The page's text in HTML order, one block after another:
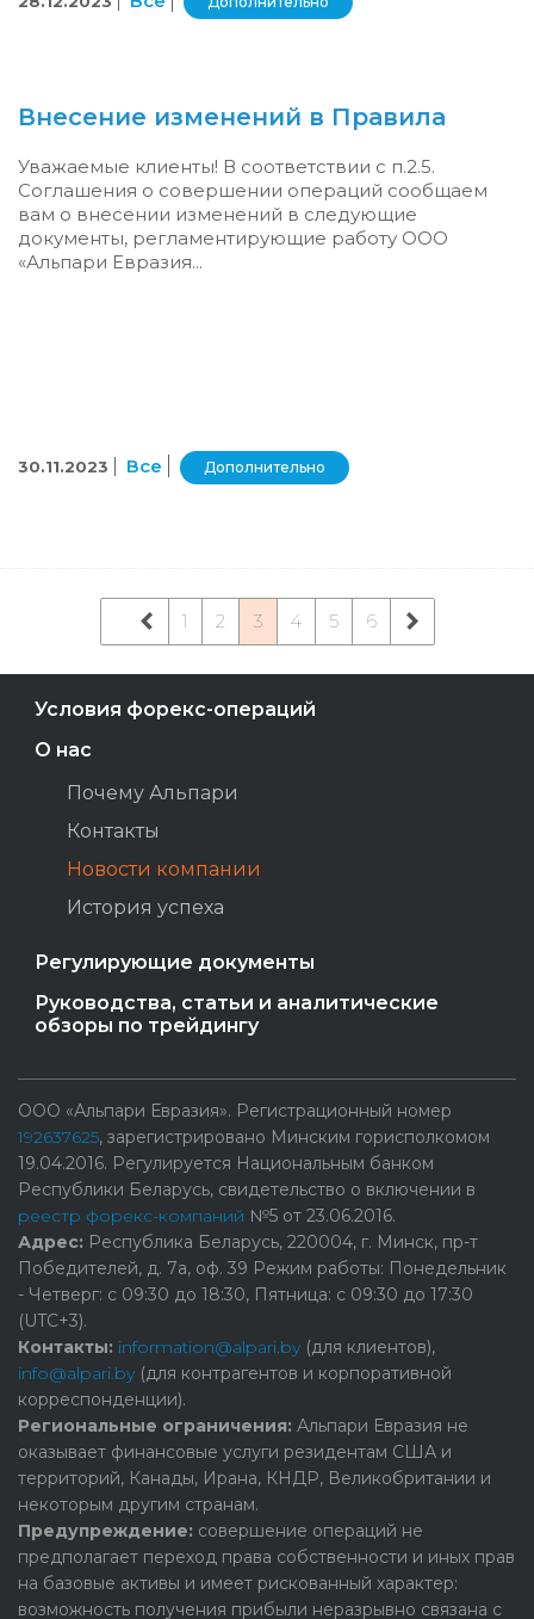
Внесение изменений в Правила
Уважаемые клиенты! В соответствии с п.2.5.
Соглашения о совершении операций сообщаем
вам о внесении изменений в следующие
документы, регламентирующие работу ООО
«Альпари Евразия...
30.11.2023 Все Дополнительно
1 2 3 4 5 6
Условия форекс-операций
О нас
Почему Альпари
Контакты
Новости компании
История успеха
Регулирующие документы
Руководства, статьи и аналитические
обзоры по трейдингу
ООО «Альпари Евразия». Регистрационный номер
192637625, зарегистрировано Минским горисполкомом
19.04.2016. Регулируется Национальным банком
Республики Беларусь, свидетельство о включении в
реестр форекс-компаний №5 от 23.06.2016.
Адрес: Республика Беларусь, 220004, г. Минск, пр-т
Победителей, д. 7а, оф. 39 Режим работы: Понедельник
- Четверг: с 09:30 до 18:30, Пятница: с 09:30 до 17:30
(UTC+3).
Контакты: information@alpari.by (для клиентов),
info@alpari.by (для контрагентов и корпоративной
корреспонденции).
Региональные ограничения: Альпари Евразия не
оказывает финансовые услуги резидентам США и
территорий, Канады, Ирана, КНДР, Великобритании и
некоторым другим странам.
Предупреждение: cовершение операций не
предполагает переход права собственности и иных прав
на базовые активы и имеет рискованный характер:
возможность получения прибыли неразрывно связана с